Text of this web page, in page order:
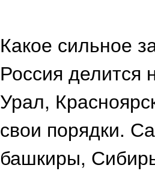
Какое сильное
Россия делится
Урал,
свои порядки.
башкиры,